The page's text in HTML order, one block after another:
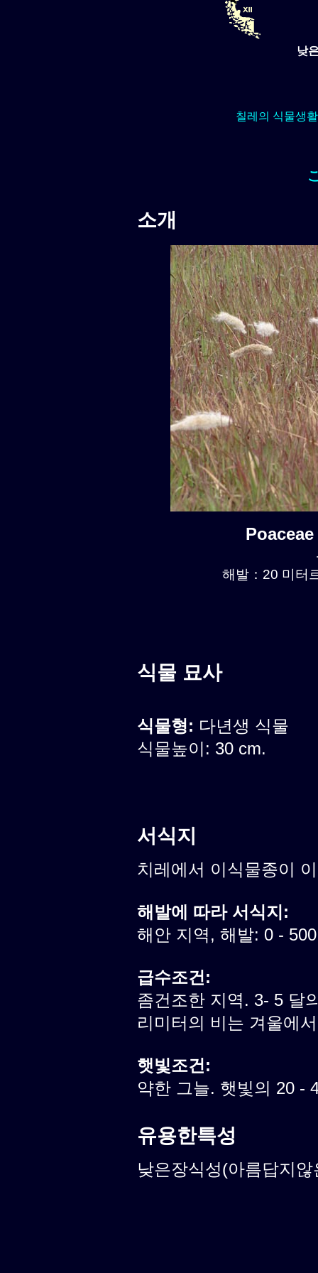
낮
칠레의 식물생
소개
해발：20 미터
식물 묘사
식물형: 다년생 식물
식물높이: 30 cm.
서식지
치레에서 이식물종이
해발에 따라 서식지:
해안 지역, 해발: 0 -
급수조건:
좀건조한 지역. 3- 5 달
리미터의 비는 겨울에
햇빛조건:
약한 그늘. 햇빛의 20 -
유용한특성
낮은장식성(아름답지